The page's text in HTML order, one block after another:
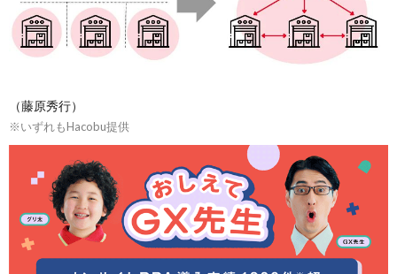
（藤原秀行）
※いずれもHacobu提供